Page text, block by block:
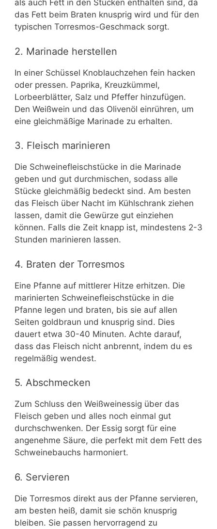
als auch Fett in den Stücken enthalten sind, da
das Fett beim Braten knusprig wird und für den
typischen Torresmos-Geschmack sorgt.
2. Marinade herstellen
In einer Schüssel Knoblauchzehen fein hacken
oder pressen. Paprika, Kreuzkümmel,
Lorbeerblätter, Salz und Pfeffer hinzufügen.
Den Weißwein und das Olivenöl einrühren, um
eine gleichmäßige Marinade zu erhalten.
3. Fleisch marinieren
Die Schweinefleischstücke in die Marinade
geben und gut durchmischen, sodass alle
Stücke gleichmäßig bedeckt sind. Am besten
das Fleisch über Nacht im Kühlschrank ziehen
lassen, damit die Gewürze gut einziehen
können. Falls die Zeit knapp ist, mindestens 2-3
Stunden marinieren lassen.
4. Braten der Torresmos
Eine Pfanne auf mittlerer Hitze erhitzen. Die
marinierten Schweinefleischstücke in die
Pfanne legen und braten, bis sie auf allen
Seiten goldbraun und knusprig sind. Dies
dauert etwa 30-40 Minuten. Achte darauf,
dass das Fleisch nicht anbrennt, indem du es
regelmäßig wendest.
5. Abschmecken
Zum Schluss den Weißweinessig über das
Fleisch geben und alles noch einmal gut
durchschwenken. Der Essig sorgt für eine
angenehme Säure, die perfekt mit dem Fett des
Schweinebauchs harmoniert.
6. Servieren
Die Torresmos direkt aus der Pfanne servieren,
am besten heiß, damit sie schön knusprig
bleiben. Sie passen hervorragend zu